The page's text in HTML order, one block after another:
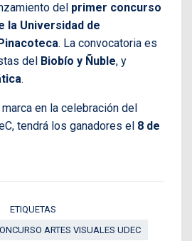
del primer concurso
la Universidad de
. La convocatoria es
del Biobío y Ñuble, y
.
en la celebración del
tendrá los ganadores el 8 de
ETIQUETAS
ARTES VISUALES UDEC